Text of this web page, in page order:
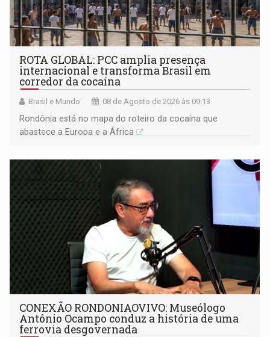
ROTA GLOBAL: PCC amplia presença
internacional e transforma Brasil em
corredor da cocaína
Brasil e Mundo 08 de Agosto de 2026 às 09:13
Rondônia está no mapa do roteiro da cocaína que
abastece a Europa e a África
CONEXÃO RONDONIAOVIVO: Museólogo
Antônio Ocampo conduz a história de uma
ferrovia desgovernada